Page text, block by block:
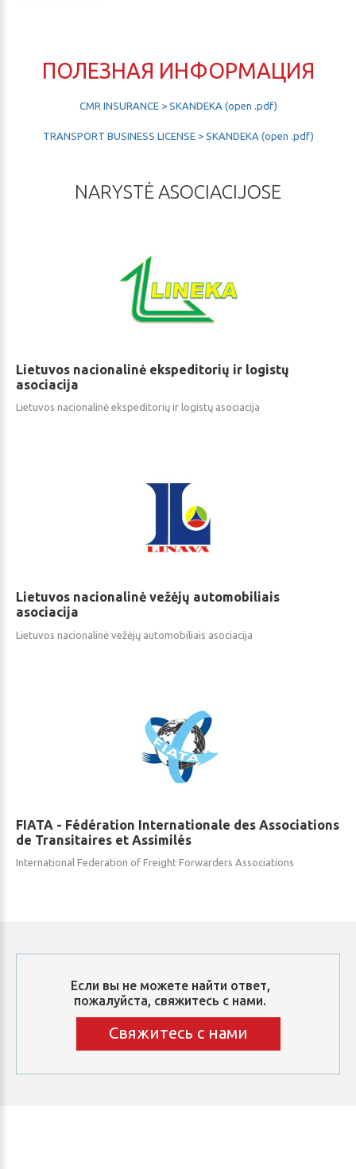
ПОЛЕЗНАЯ ИНФОРМАЦИЯ
CMR INSURANCE > SKANDEKA (open .pdf)
TRANSPORT BUSINESS LICENSE > SKANDEKA (open .pdf)
NARYSTĖASOCIACIJOSE
Lietuvos nacionalinė ekspeditorių ir logistų
asociacija
Lietuvos nacionalinė ekspeditorių ir logistų asociacija
Lietuvos nacionalinė vežėjų automobiliais
asociacija
Lietuvos nacionalinė vežėjų automobiliais asociacija
FIATA - Fédération Internationale des Associations
de Transitaires et Assimilés
International Federation of Freight Forwarders Associations
Если вы не можете найти ответ,
пожалуйста, свяжитесь с нами.
Свяжитесь с нами